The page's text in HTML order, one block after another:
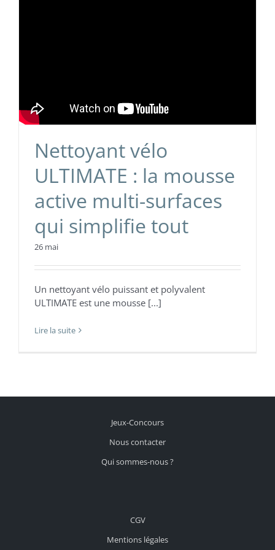
Nettoyant vélo
ULTIMATE : la mousse
active multi-surfaces
qui simplifie tout
26 mai
Un nettoyant vélo puissant et polyvalent
ULTIMATE est une mousse [...]
Lire la suite
Jeux-Concours
Nous contacter
Qui sommes-nous ?
CGV
Mentions légales